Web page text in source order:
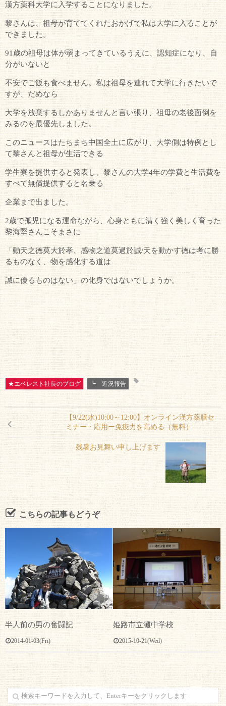
漢方薬科大学に入学することになりました。
黎さんは、祖母が育ててくれたおかげで私は大学に入ることが
できました。
91歳の祖母は体が弱まってきているうえに、認知症になり、自
分がいないと
不安でご飯も食べません。私は祖母を連れて大学に行きたいで
すが、だめなら
大学を放棄するしかありませんと言い張り、祖母の老後面倒を
みるのを最優先しました。
このニュースはたちまち中国全土に広がり、大学側は特例とし
て黎さんと祖母が生活できる
学生寮を提供すると発表し、黎さんの大学4年の学費と生活費を
すべて無償提供すると名乗る
企業まで出ました。
2歳で孤児になる運命ながら、心身ともに清く強く美しく育った
黎海堅さんこそまさに
「動天之徳莫大於孝、感物之道莫過於誠/天を動かす徳は考に勝
るものなく、物を感化する道は
誠に優るものはない」の化身ではないでしょうか。
★エベレスト社長のブログ ┗ 近況報告
【9/22(水)10:00～12:00】オンライン漢方薬膳セ
ミナー・応用ー免疫力を高める（無料）
残暑お見舞い申し上げます
こちらの記事もどうぞ
0
半人前の男の奮闘記
2014-01-03(Fri)
0
姫路市立灘中学校
2015-10-21(Wed)